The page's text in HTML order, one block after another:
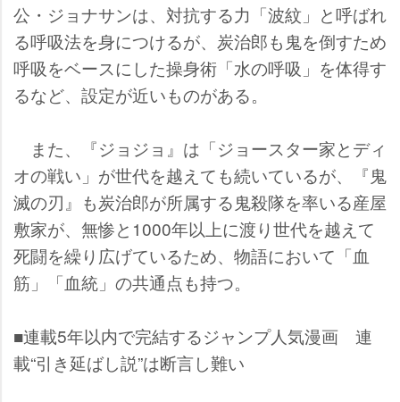
公・ジョナサンは、対抗する力「波紋」と呼ばれ
る呼吸法を身につけるが、炭治郎も鬼を倒すため
呼吸をベースにした操身術「水の呼吸」を体得す
るなど、設定が近いものがある。
また、『ジョジョ』は「ジョースター家とディ
オの戦い」が世代を越えても続いているが、『鬼
滅の刃』も炭治郎が所属する鬼殺隊を率いる産屋
敷家が、無惨と1000年以上に渡り世代を越えて
死闘を繰り広げているため、物語において「血
筋」「血統」の共通点も持つ。
■連載5年以内で完結するジャンプ人気漫画 連
載“引き延ばし説”は断言し難い